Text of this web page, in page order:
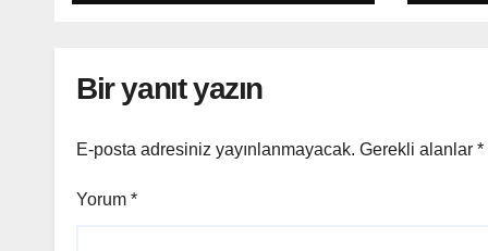
Bir yanıt yazın
E-posta adresiniz yayınlanmayacak. Gerekli alanlar *
Yorum *